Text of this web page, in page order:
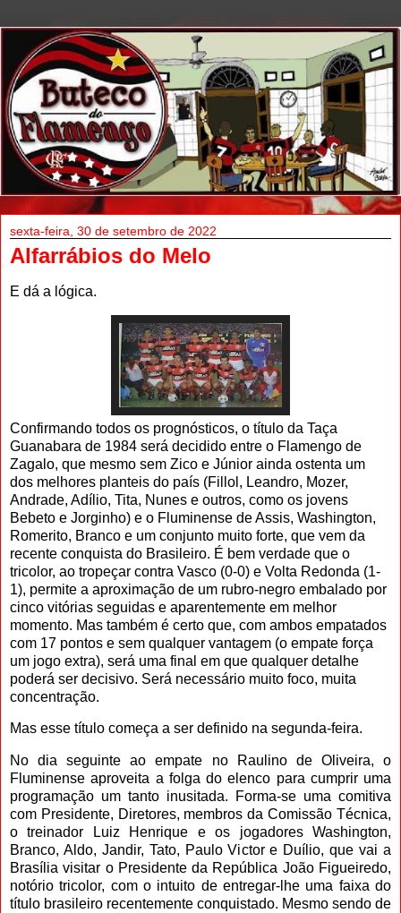
sexta-feira, 30 de setembro de 2022
Alfarrábios do Melo
E dá a lógica.
Confirmando todos os prognósticos, o título da Taça
Guanabara de 1984 será decidido entre o Flamengo de
Zagalo, que mesmo sem Zico e Júnior ainda ostenta um
dos melhores planteis do país (Fillol, Leandro, Mozer,
Andrade, Adílio, Tita, Nunes e outros, como os jovens
Bebeto e Jorginho) e o Fluminense de Assis, Washington,
Romerito, Branco e um conjunto muito forte, que vem da
recente conquista do Brasileiro. É bem verdade que o
tricolor, ao tropeçar contra Vasco (0-0) e Volta Redonda (1-
1), permite a aproximação de um rubro-negro embalado por
cinco vitórias seguidas e aparentemente em melhor
momento. Mas também é certo que, com ambos empatados
com 17 pontos e sem qualquer vantagem (o empate força
um jogo extra), será uma final em que qualquer detalhe
poderá ser decisivo. Será necessário muito foco, muita
concentração.
Mas esse título começa a ser definido na segunda-feira.
No dia seguinte ao empate no Raulino de Oliveira, o
Fluminense aproveita a folga do elenco para cumprir uma
programação um tanto inusitada. Forma-se uma comitiva
com Presidente, Diretores, membros da Comissão Técnica,
o treinador Luiz Henrique e os jogadores Washington,
Branco, Aldo, Jandir, Tato, Paulo Victor e Duílio, que vai a
Brasília visitar o Presidente da República João Figueiredo,
notório tricolor, com o intuito de entregar-lhe uma faixa do
título brasileiro recentemente conquistado. Mesmo sendo de